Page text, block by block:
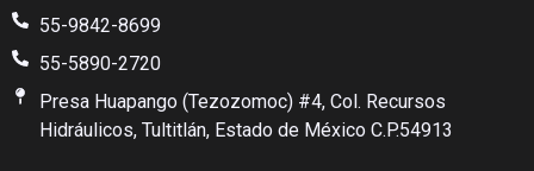
55-9842-8699
55-5890-2720
Presa Huapango (Tezozomoc) #4, Col. Recursos
Hidráulicos, Tultitlán, Estado de México C.P.54913